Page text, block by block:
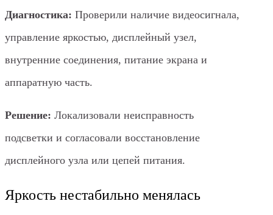
Диагностика: Проверили наличие видеосигнала,
управление яркостью, дисплейный узел,
внутренние соединения, питание экрана и
аппаратную часть.
Решение: Локализовали неисправность
подсветки и согласовали восстановление
дисплейного узла или цепей питания.
Яркость нестабильно менялась